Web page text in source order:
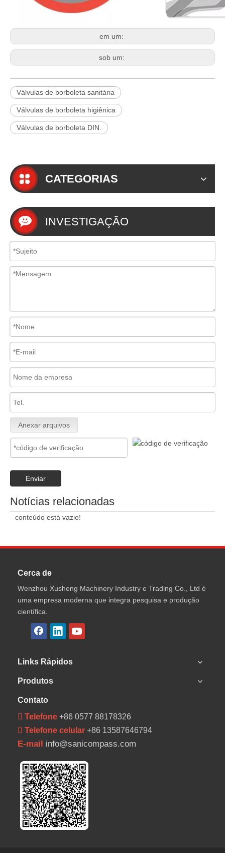
em um:
sob um:
Válvulas de borboleta sanitária
Válvulas de borboleta higiênica
Válvulas de borboleta DIN.
CATEGORIAS
INVESTIGAÇÃO
Anexar arquivos
Enviar
Notícias relacionadas
conteúdo está vazio!
Cerca de
Wenzhou Xusheng Machinery Industry e Trading Co., Ltd é
uma empresa moderna que integra pesquisa e produção
científica.
Links Rápidos
Produtos
Contato
 Telefone +86 0577 88178326
 Telefone celular +86 13587646794
E-mail info@sanicompass.com